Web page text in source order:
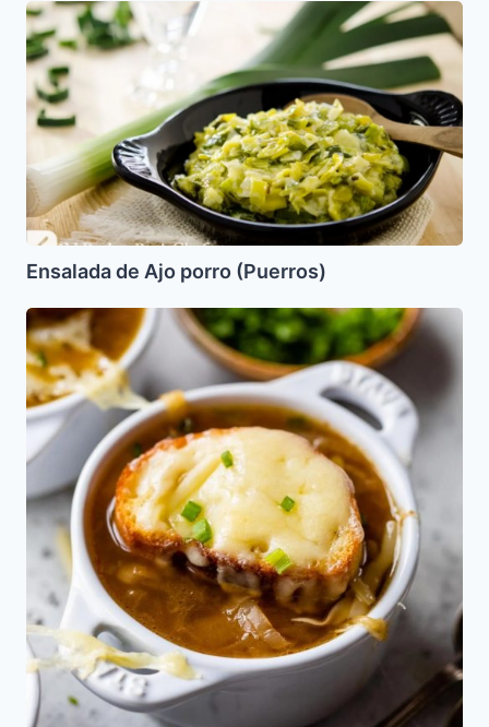
Ensalada
de
Ajo
porro
(Puerros)
Ensalada de Ajo porro (Puerros)
Sopa
de
Cebolla
Gratinada